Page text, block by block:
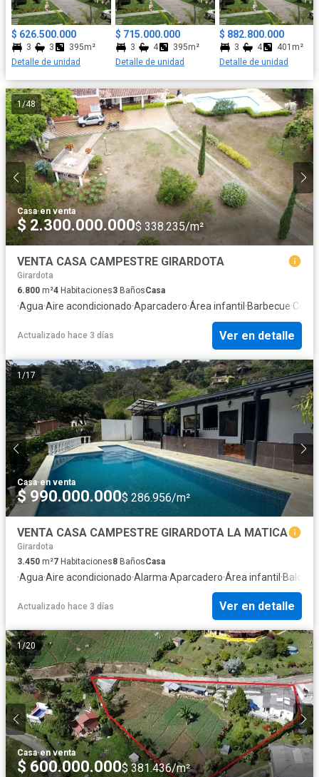
confort en un entorno campestre exclusivo y aprovecha todas
las comodidades que Senderos de la Morada II tiene para
ofrecer!
$ 626.500.000
3 3
395m²
Detalle de unidad
$ 715.000.000
3 4
395m²
Detalle de unidad
$ 882.800.000
3 4
401m²
Detalle de unidad
1/48
Casa·en venta
$ 2.300.000.000$ 338.235/m²
VENTA CASA CAMPESTRE GIRARDOTA
Girardota
6.800 m²4 Habitaciones3 BañosCasa
·Agua·Aire acondicionado·Aparcadero·Área infantil ·Barbecue·
Actualizado hace 3 días Ver en detalle
1 /17
Casa·en venta
$ 990.000.000$ 286.956/m²
VENTA CASA CAMPESTRE GIRARDOTA LA MATICA
Girardota
3.450 m²7 Habitaciones8 BañosCasa
·Agua·Aire acondicionado·Alarma·Aparcadero·Área infantil ·Balcón
Actualizado hace 3 días Ver en detalle
1/20
Casa·en venta
$ 600.000.000$ 381.436/m²